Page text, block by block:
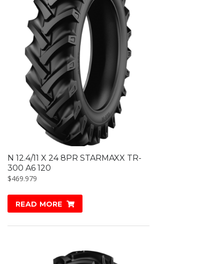
N 12.4/11 X 24 8PR STARMAXX TR-
300 A6 120
$469.979
READ MORE